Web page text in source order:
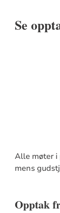
Se
Alle møter i
mens
Opptak